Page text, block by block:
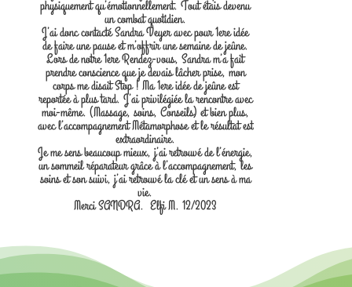
physiquement qu’émotionnellement. Tout étais devenu
un combat quotidien.
J’ai donc contacté Sandra Veyer avec pour 1ere idée
de faire une pause et m’offrir une semaine de jeûne.
Lors de notre 1ere Rendez-vous, Sandra m’a fait
prendre conscience que je devais lâcher prise, mon
corps me disait Stop ! Ma 1ere idée de jeûne est
reportée à plus tard. J’ai privilégiée la rencontre avec
moi-même. (Massage, soins, Conseils) et bien plus,
avec l’accompagnement Métamorphose et le résultat est
extraordinaire.
Je me sens beaucoup mieux, j’ai retrouvé de l’énergie,
un sommeil réparateur grâce à l’accompagnement, les
soins et son suivi, j’ai retrouvé la clé et un sens à ma
vie.
Merci SANDRA. Elfi M. 12/2023